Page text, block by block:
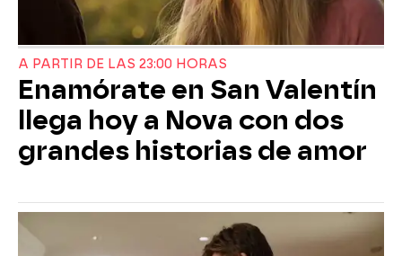
A PARTIR DE LAS 23:00 HORAS
Enamórate en San Valentín
llega hoy a Nova con dos
grandes historias de amor